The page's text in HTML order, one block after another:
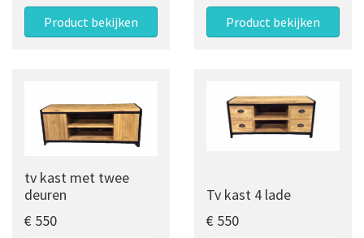
Product bekijken Product bekijken
tv kast met twee
deuren
€ 550
Tv kast 4 lade
€ 550